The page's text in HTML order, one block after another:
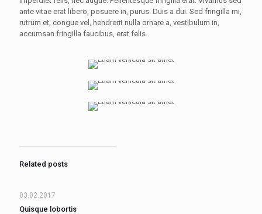
ante vitae erat libero, posuere in, purus. Duis a dui. Sed fringilla mi,
rutrum et, congue vel, hendrerit nulla ornare a, vestibulum in,
accumsan fringilla faucibus, erat felis.
Related posts
03.02.2017
Quisque lobortis